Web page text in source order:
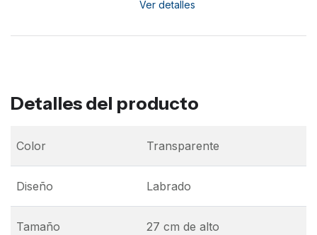
Ver detalles
Detalles del producto
Color Transparente
Diseño Labrado
Tamaño 27 cm de alto